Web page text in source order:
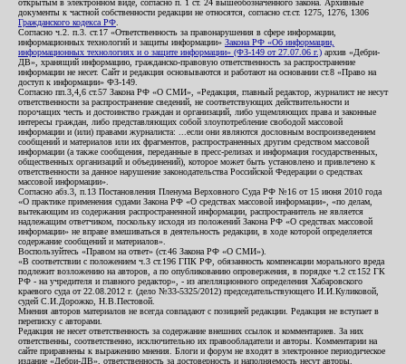
открытым в электронном виде, согласно п. 1 ст. 24 вышеобозначенного закона. Архивные
документы к частной собственности редакции не относятся, согласно ст.ст. 1275, 1276, 1306
Гражданского кодекса РФ
Согласно ч.2. п.3. ст.17 «Ответственность за правонарушения в сфере информации,
информационных технологий и защиты информации» Закона РФ «Об информации,
информационных технологиях и о защите информации» (ФЗ-149 от 27.07.06 г.) архив «Дебри-
ДВ», хранящий информацию, гражданско-правовую ответственность за распространение
информации не несет. Сайт и редакция основываются и работают на основании ст.8 «Право на
доступ к информации» ФЗ-149.
Согласно пп.3,4,6 ст.57 Закона РФ «О СМИ», «Редакция, главный редактор, журналист не несут
ответственности за распространение сведений, не соответствующих действительности и
порочащих честь и достоинство граждан и организаций, либо ущемляющих права и законные
интересы граждан, либо представляющих собой злоупотребление свободой массовой
информации и (или) правами журналиста: ...если они являются дословным воспроизведением
сообщений и материалов или их фрагментов, распространенных другим средством массовой
информации (а также сообщения, переданные в пресс-релизах и информация государственных,
общественных организаций и объединений), которое может быть установлено и привлечено к
ответственности за данное нарушение законодательства Российской Федерации о средствах
массовой информации».
Согласно абз.3, п.13 Постановления Пленума Верховного Суда РФ №16 от 15 июня 2010 года
«О практике применения судами Закона РФ «О средствах массовой информации», «по делам,
вытекающим из содержания распространенной информации, распространитель не является
надлежащим ответчиком, поскольку исходя из положений Закона РФ «О средствах массовой
информации» не вправе вмешиваться в деятельность редакции, в ходе которой определяется
содержание сообщений и материалов».
Воспользуйтесь «Правом на ответ» (ст.46 Закона РФ «О СМИ»).
«В соответствии с положением ч.3 ст.196 ГПК РФ, обязанность компенсации морального вреда
подлежит возложению на авторов, а по опубликованию опровержения, в порядке ч.2 ст.152 ГК
РФ - на учредителя и главного редактор», - из апелляционного определения Хабаровского
краевого суда от 22.08.2012 г. (дело №33-5325/2012) председательствующего И.И.Куликовой,
судей С.И.Дорожко, Н.В.Пестовой.
Мнения авторов материалов не всегда совпадают с позицией редакции. Редакция не вступает в
переписку с авторами.
Редакция не несет ответственность за содержание внешних ссылок и комментариев. За них
ответственны, соответственно, исключительно их правообладатели и авторы. Комментарии на
сайте приравнены к выражению мнения. Блоги и форум не входят в электронное периодическое
издание «Дебри-ДВ», ответственность за достоверность и наполняемость несут авторы.